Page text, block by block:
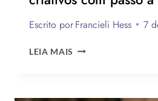
Escrito porFrancieli Hess 7
LEIA MAIS LEMBRANCINHAS
PAIS